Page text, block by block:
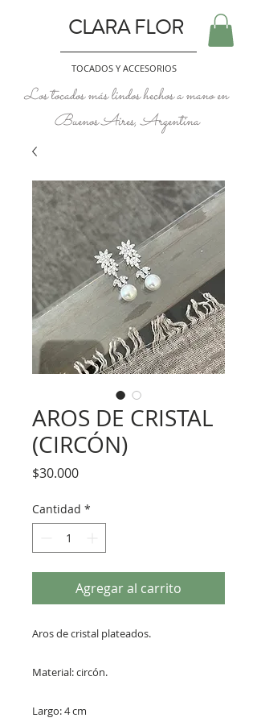
CLARA FLOR
TOCADOS Y ACCESORIOS
Los tocados más lindos hechos a mano en
Buenos Aires, Argentina
AROS DE CRISTAL
(CIRCÓN)
$30.000Precio
Cantidad *
Agregar al carrito
Aros de cristal plateados.
Material: circón.
Largo: 4 cm